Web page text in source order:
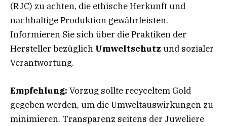
(RJC) zu achten, die ethische Herkunft und
nachhaltige Produktion gewährleisten.
Informieren Sie sich über die Praktiken der
Hersteller bezüglich Umweltschutz und sozialer
Verantwortung.
Empfehlung: Vorzug sollte recyceltem Gold
gegeben werden, um die Umweltauswirkungen zu
minimieren. Transparenz seitens der Juweliere